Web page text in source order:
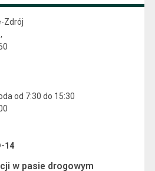
Zdrój
od 7:30 do 15:30
14
w pasie drogowym